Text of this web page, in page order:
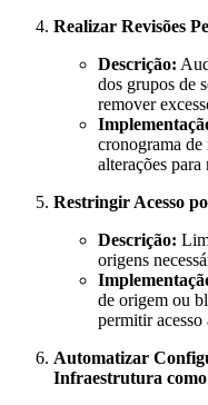
Realizar Revisões
Descrição:
dos grupos de
remover
cronograma de
alterações
Restringir Acesso
Descrição:
origens
de origem ou
permitir acesso
Automatizar
Infraestrutura